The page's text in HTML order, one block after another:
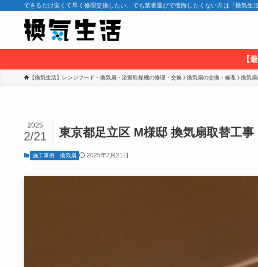
できるだけ安くて早く修理交換したい。でも業者選びで後悔したくない方は『換気
【
【換気生活】レンジフード・換気扇・浴室乾燥機の修理・交換 換気扇の交換・修理 換気扇
東京都足立区 M様邸 換気扇取替工事
2025
2/21
施工事例 換気扇 2025年2月21日